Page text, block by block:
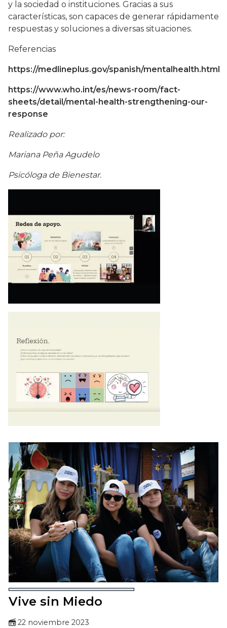
y la sociedad o instituciones. Gracias a sus
características, son capaces de generar rápidamente
respuestas y soluciones a diversas situaciones.
Referencias
https://medlineplus.gov/spanish/mentalhealth.html
https://www.who.int/es/news-room/fact-
sheets/detail/mental-health-strengthening-our-
response
Realizado por:
Mariana Peña Agudelo
Psicóloga de Bienestar.
Vive sin Miedo
22 noviembre 2023